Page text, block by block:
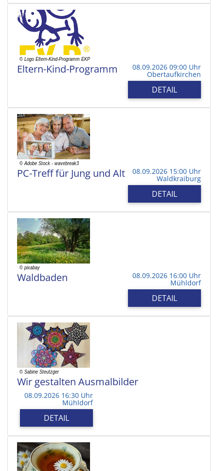
Eltern-Kind-Programm 08.09.2026 09:00 Uhr
Obertaufkirchen
DETAIL
PC-Treff für Jung und Alt 08.09.2026 15:00 Uhr
Waldkraiburg
DETAIL
Waldbaden 08.09.2026 16:00 Uhr
Mühldorf
DETAIL
Wir gestalten Ausmalbilder
08.09.2026 16:30 Uhr
Mühldorf
DETAIL